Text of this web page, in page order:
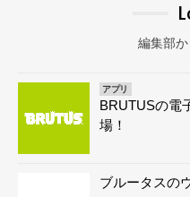
編集部
アプリ
BRUTUSの電
場！
ブルータスの